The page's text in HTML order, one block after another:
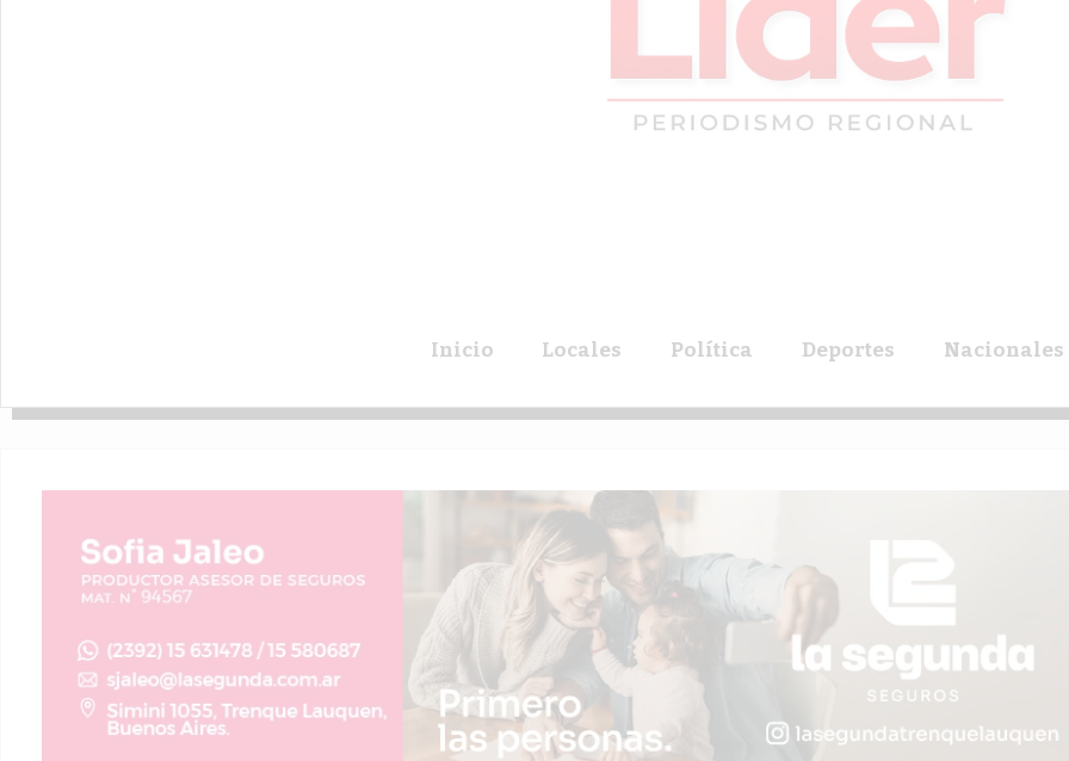
Inicio Locales Política Deportes Nacionales